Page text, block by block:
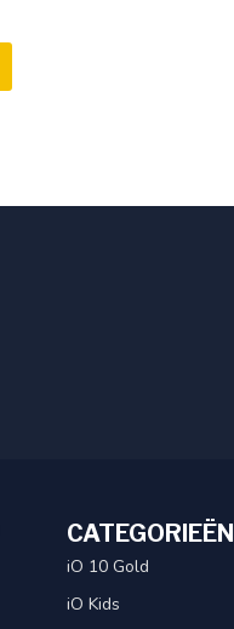
CATEGORIEËN
iO 10 Gold
iO Kids